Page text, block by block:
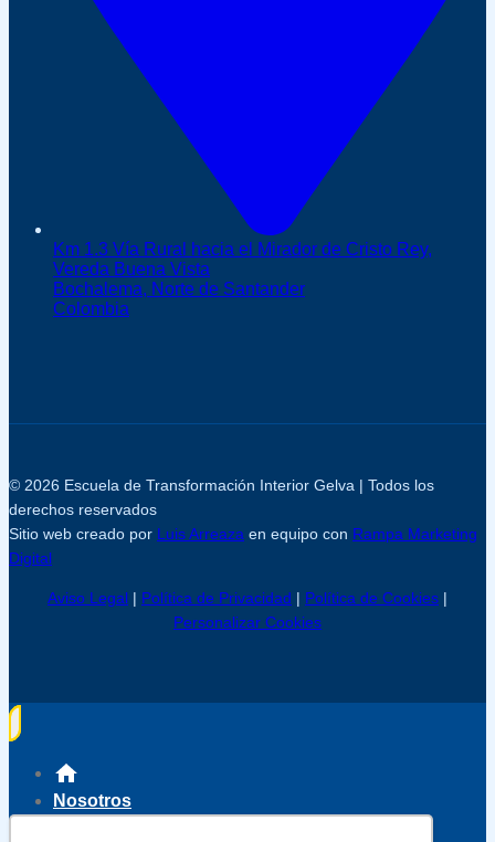
Km 1.3 Vía Rural hacia el Mirador de Cristo Rey,
Vereda Buena Vista
Bochalema, Norte de Santander
Colombia
© 2026 Escuela de Transformación Interior Gelva | Todos los
derechos reservados
Sitio web creado por Luis Arreaza en equipo con Rampa Marketing
Digital
Aviso Legal | Política de Privacidad | Política de Cookies |
Personalizar Cookies
Nosotros